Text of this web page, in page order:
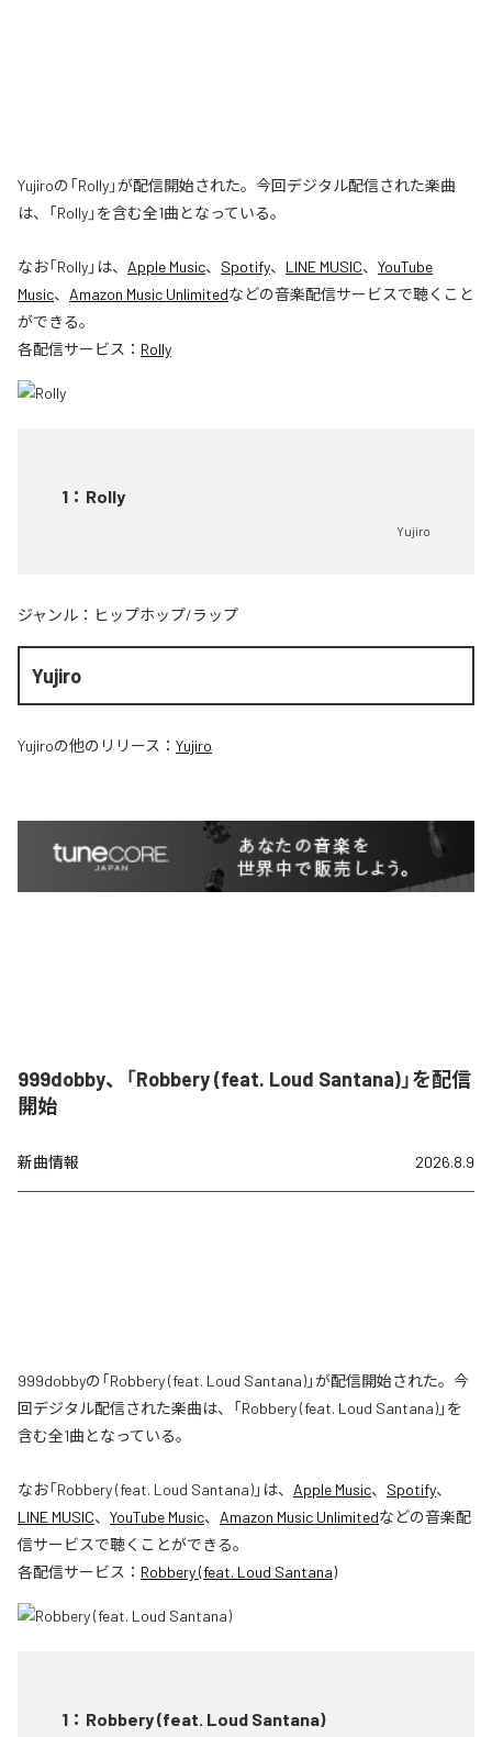
Yujiroの「Rolly」が配信開始された。今回デジタル配信された楽曲
は、「Rolly」を含む全1曲となっている。
なお「Rolly」は、 Apple Music、 Spotify、 LINE MUSIC、 YouTube
Music、 Amazon Music Unlimitedなどの音楽配信サービスで聴くこと
ができる。
各配信サービス： Rolly
1 ： Rolly
Yujiro
ジャンル： ヒップホップ/ラップ
Yujiro
Yujiroの他のリリース： Yujiro
999dobby、「Robbery (feat. Loud Santana)」を配信
開始
新曲情報 2026.8.9
999dobbyの「Robbery (feat. Loud Santana)」が配信開始された。今
回デジタル配信された楽曲は、「Robbery (feat. Loud Santana)」を
含む全1曲となっている。
なお「Robbery (feat. Loud Santana)」は、 Apple Music、 Spotify、
LINE MUSIC、 YouTube Music、 Amazon Music Unlimitedなどの音楽配
信サービスで聴くことができる。
各配信サービス： Robbery (feat. Loud Santana)
1 ： Robbery (feat. Loud Santana)